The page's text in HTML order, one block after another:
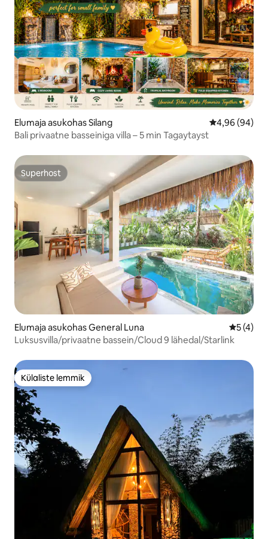
Elumaja asukohas Silang Keskmine
4,96 (94)
Bali privaatne basseiniga villa – 5 min Tagaytayst
Superhost
Superhost
Elumaja asukohas General Luna
5 (4)
Luksusvilla/privaatne bassein/Cloud 9 lähedal/Starlink
Külaliste lemmik
Külaliste lemmik